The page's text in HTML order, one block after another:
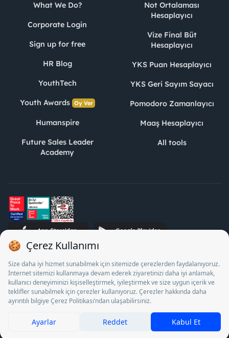
What We Do?
Corporate Login
Sign up for free
HR Blog
YouthTech
Youth Awards Oy Ver
Humanspire
Future Sales Leader
Academy
Not Ortalaması
Hesaplayıcı
Vize Final Büt
Hesaplayıcı
YKS Puan Hesaplayıcı
YKS Geri Sayım Sayacı
Pomodoro Zamanlayıcı
Maaş Hesaplayıcı
All tools
STJ Human Resources Informatics and Consultancy Inc. as a
Private Employment Agency to operate between 13/05/2025 -
12/05/2028, Turkey Employment Agency by 18/04/2025 date
and 18095710 numbered decision in accordance with the
document No. 1078 operates with. Pursuant to Law No. 4904,
it is forbidden to charge fees from job seekers.